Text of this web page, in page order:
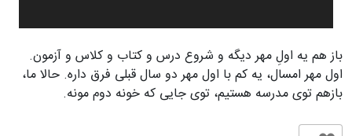
باز هم یه اولِ مهر دیگه و شروع درس و کتاب و کلاس و آزمون.
اول مهر امسال، یه کم با اول مهر دو سال قبلی فرق داره. حالا ما،
بازهم توی مدرسه هستیم، توی جایی که خونه دوم مونه.